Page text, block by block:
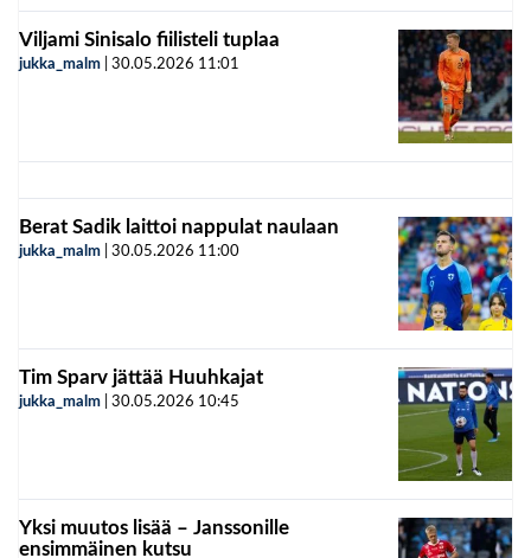
Viljami Sinisalo fiilisteli tuplaa
jukka_malm 30.05.2026 11:01
Berat Sadik laittoi nappulat naulaan
jukka_malm 30.05.2026 11:00
Tim Sparv jättää Huuhkajat
jukka_malm 30.05.2026 10:45
Yksi muutos lisää – Janssonille
ensimmäinen kutsu